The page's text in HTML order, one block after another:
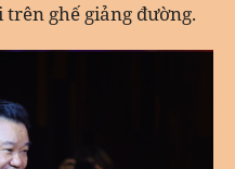
ghế giảng đường.